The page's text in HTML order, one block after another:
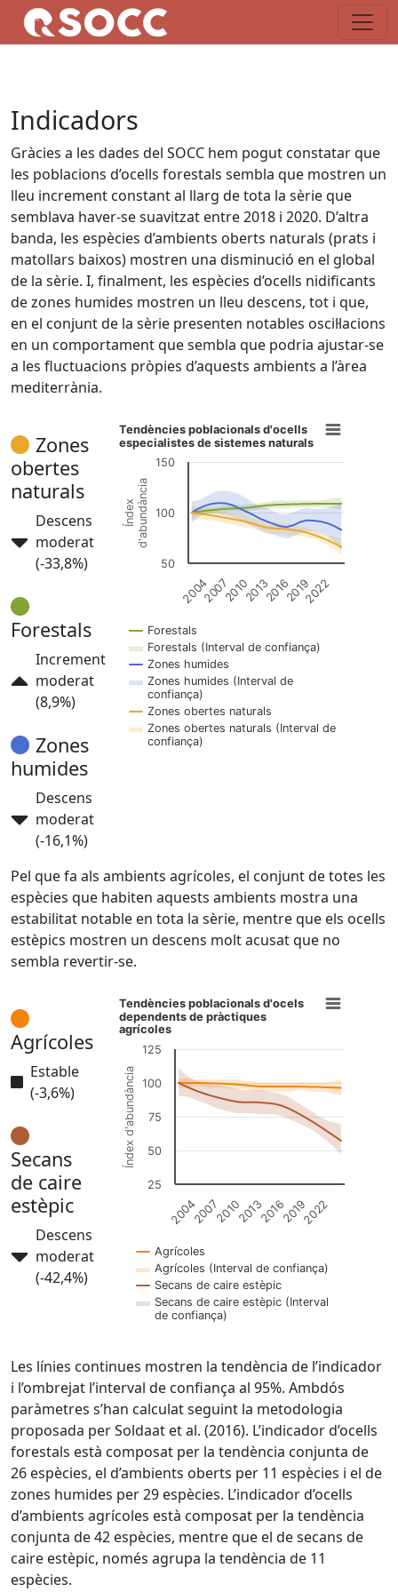
Indicadors
Gràcies a les dades del SOCC hem pogut constatar que
les poblacions d’ocells forestals sembla que mostren un
lleu increment constant al llarg de tota la sèrie que
semblava haver-se suavitzat entre 2018 i 2020. D’altra
banda, les espècies d’ambients oberts naturals (prats i
matollars baixos) mos­tren una disminució en el global
de la sèrie. I, finalment, les espècies d’ocells nidificants
de zones humides mostren un lleu descens, tot i que,
en el conjunt de la sèrie presenten notables oscil·lacions
en un comportament que sembla que podria ajustar-se
a les fluctuacions pròpies d’aquests ambients a l’àrea
mediterrània.
Zones
obertes
naturals
Descens
moderat
(-33,8%)
Forestals
Increment
moderat
(8,9%)
Zones
humides
Descens
moderat
(-16,1%)
Índexd'abundància
Tendències poblacionals d'ocells
especialistes de sistemes naturals
Forestals
Forestals (Interval de confiança)
Zones humides
Zones humides (Interval de
confiança)
Zones obertes naturals
Zones obertes naturals (Interval de
confiança)
2004200720102013201620192022
50
100
150
Pel que fa als ambients agrícoles, el con­junt de totes les
espècies que habiten aquests ambients mostra una
estabilitat notable en tota la sèrie, mentre que els ocells
estèpics mostren un descens molt acusat que no
sembla revertir-se.
Agrícoles
Estable
(-3,6%)
Secans
de caire
estèpic
Descens
moderat
(-42,4%)
Índex d'abundància
Tendències poblacionals d'ocels
dependents de pràctiques
agrícoles
Agrícoles
Agrícoles (Interval de confiança)
Secans de caire estèpic
Secans de caire estèpic (Interval
de confiança)
2004200720102013201620192022
25
50
75
100
125
Les línies continues mostren la tendència de l’indicador
i l’ombrejat l’interval de confiança al 95%. Ambdós
paràmetres s’han calculat seguint la metodologia
proposada per Soldaat et al. (2016). L’indicador d’ocells
forestals està composat per la tendència conjunta de
26 espècies, el d’ambients oberts per 11 espècies i el de
zones humides per 29 espècies. L’indicador d’ocells
d’ambients agrícoles està composat per la tendència
conjunta de 42 espècies, mentre que el de secans de
caire estèpic, només agrupa la tendència de 11
espècies.